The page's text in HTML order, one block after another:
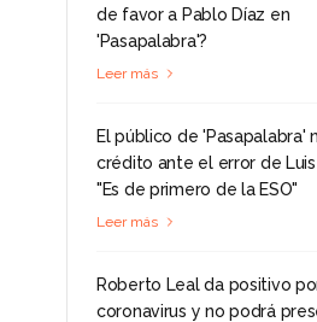
de favor a Pablo Díaz en
'Pasapalabra'?
Leer más
El público de 'Pasapalabra'
crédito ante el error de
"Es de primero de la ESO"
Leer más
Roberto Leal da positivo
coronavirus y no podrá